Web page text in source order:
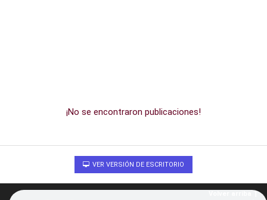
¡No se encontraron publicaciones!
VER VERSIÓN DE ESCRITORIO